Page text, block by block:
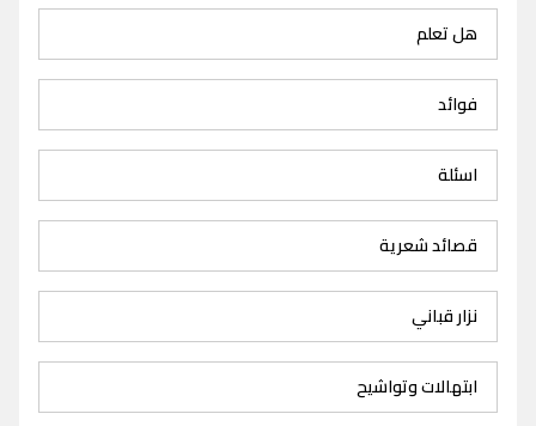
هل تعلم
فوائد
اسئلة
قصائد شعرية
نزار قباني
ابتهالات وتواشيح